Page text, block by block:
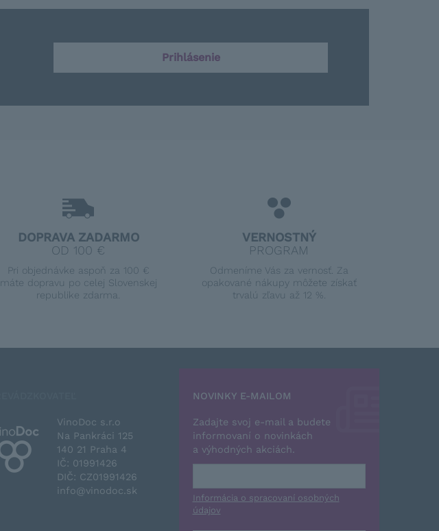
Prihlásenie
DOPRAVA ZADARMO
OD 100 €
Pri objednávke aspoň za 100 €
máte dopravu po celej Slovenskej
republike zdarma.
VERNOSTNÝ
PROGRAM
Odmeníme Vás za vernosť. Za
opakované nákupy môžete získať
trvalú zľavu až 12 %.
VinoDoc s.r.o
Na Pankráci 125
140 21 Praha 4
IČ: 01991426
DIČ: CZ01991426
info@vinodoc.sk
NOVINKY E-MAILOM
Zadajte svoj e-mail a budete
informovaní o novinkách
a výhodných akciách.
Informácia o spracovaní osobných
údajov